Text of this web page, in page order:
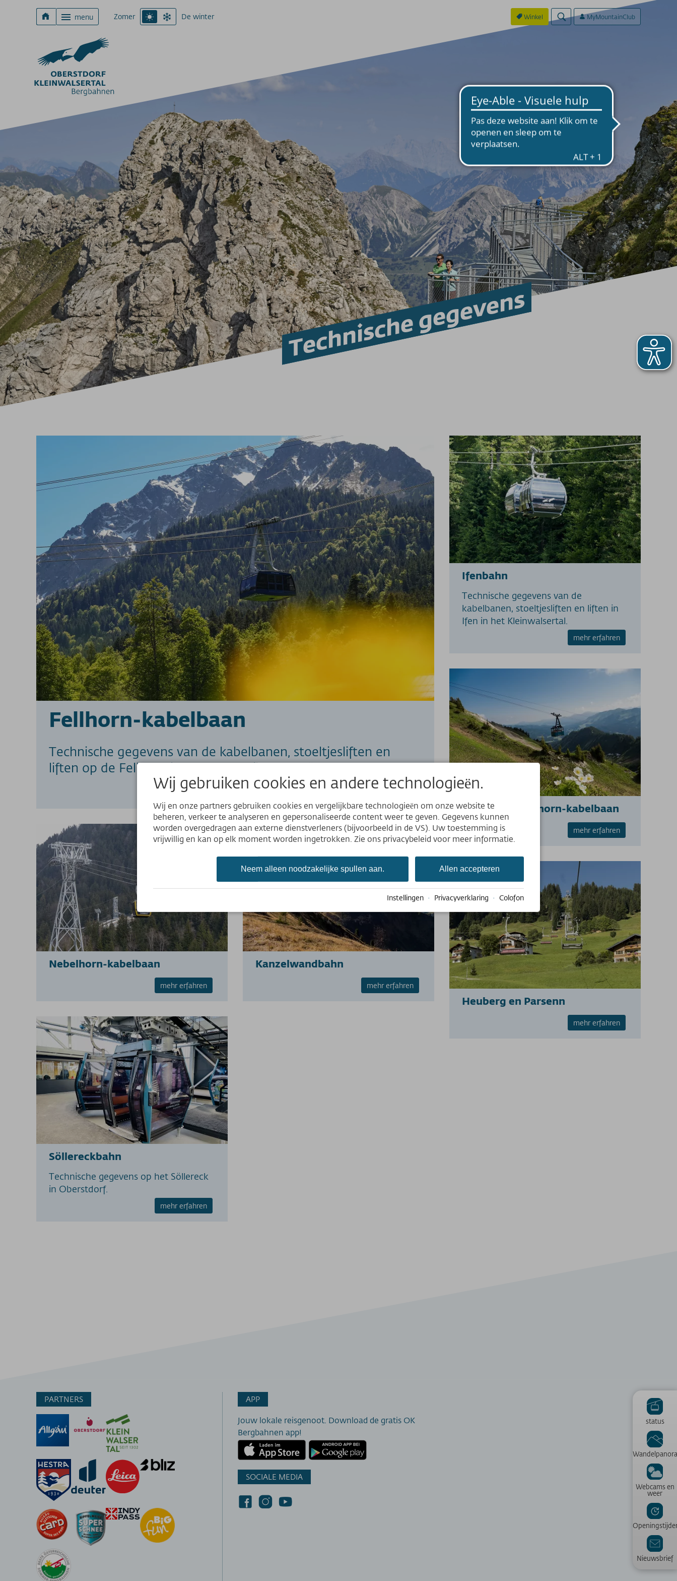
menu Zomer De winter Winkel MyMountainClub
Technische gegevens
Fellhorn-kabelbaan
Technische gegevens van de kabelbanen, stoeltjesliften en
liften op de Fellhorn in Oberstdorf in de Allgäu
mehr erfahren
Ifenbahn
Technische gegevens van de
kabelbanen, stoeltjesliften en liften in
Ifen in het Kleinwalsertal.
mehr erfahren
Walmendingerhorn-kabelbaan
mehr erfahren
Nebelhorn-kabelbaan
mehr erfahren
Kanzelwandbahn
mehr erfahren
Heuberg en Parsenn
mehr erfahren
Söllereckbahn
Technische gegevens op het Söllereck
in Oberstdorf.
mehr erfahren
status
Webcams en
weer
Nieuwsbrief
PARTNERS APP
Jouw lokale reisgenoot. Download de gratis OK
Bergbahnen app!
SOCIALE MEDIA
Wij gebruiken cookies en andere technologieën.
Wij en onze partners gebruiken cookies en vergelijkbare technologieën om onze website te
beheren, verkeer te analyseren en gepersonaliseerde content weer te geven. Gegevens kunnen
worden overgedragen aan externe dienstverleners (bijvoorbeeld in de VS). Uw toestemming is
vrijwillig en kan op elk moment worden ingetrokken. Zie ons privacybeleid voor meer informatie.
Allen accepteren
Neem alleen noodzakelijke spullen aan.
Instellingen · Privacyverklaring · Colofon
Website
Deutsch
Nederlands